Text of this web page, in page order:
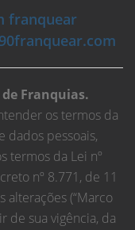
franquear
Franquias.
os termos da
dados pessoais,
termos da Lei nº
nº 8.771, de 11
alterações (“Marco
de sua vigência, da